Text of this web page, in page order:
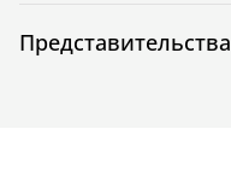
Представительства